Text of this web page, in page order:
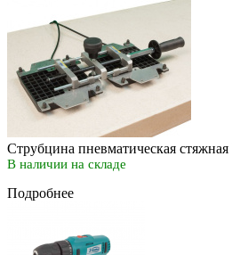
Струбцина пневматическая
В наличии на складе
Подробнее